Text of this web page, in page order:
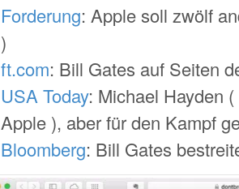
Forderung: Apple soll zwölf
)
ft.com: Bill Gates auf Seiten
USA Today: Michael Hayden
Apple ), aber für den Kampf
Bloomberg: Bill Gates